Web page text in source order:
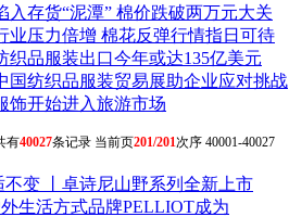
入存货“泥潭” 棉价跌破两万元大关
业压力倍增 棉花反弹行情指日可待
织品服装出口今年或达135亿美元
国纺织品服装贸易展助企业应对挑战
饰开始进入旅游市场
有40027条记录 当前页201/201次序 40001-40027
不变 丨卓诗尼山野系列全新上市
生活方式品牌PELLIOT成为